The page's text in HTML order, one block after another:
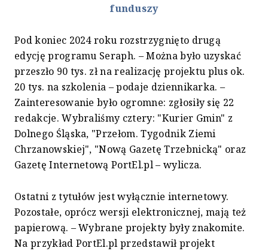
funduszy
Pod koniec 2024 roku rozstrzygnięto drugą
edycję programu Seraph. – Można było uzyskać
przeszło 90 tys. zł na realizację projektu plus ok.
20 tys. na szkolenia – podaje dziennikarka. –
Zainteresowanie było ogromne: zgłosiły się 22
redakcje. Wybraliśmy cztery: "Kurier Gmin" z
Dolnego Śląska, "Przełom. Tygodnik Ziemi
Chrzanowskiej", "Nową Gazetę Trzebnicką" oraz
Gazetę Internetową PortEl.pl – wylicza.
Ostatni z tytułów jest wyłącznie internetowy.
Pozostałe, oprócz wersji elektronicznej, mają też
papierową. – Wybrane projekty były znakomite.
Na przykład PortEl.pl przedstawił projekt